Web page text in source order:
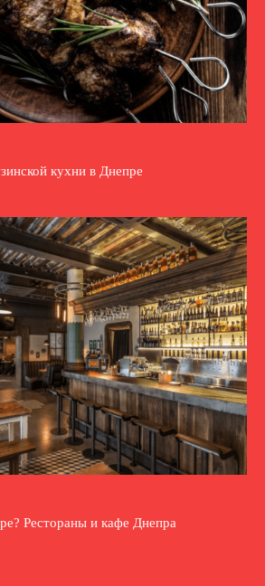
кухни в Днепре
Рестораны и кафе Днепра